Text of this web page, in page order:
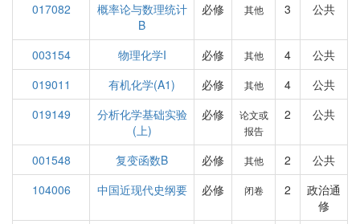
017082
概率论与数理统计
B
必修 其他 3 公共
003154 物理化学I 必修 其他 4
公共
019011
有机化学(A1) 必修 其他 4
公共
019149
分析化学基础实验
(上)
必修
论文或
报告
2 公共
001548 复变函数B 必修 其他 2
公共
104006
中国近现代史纲要 必修 闭卷 2
政治通
修